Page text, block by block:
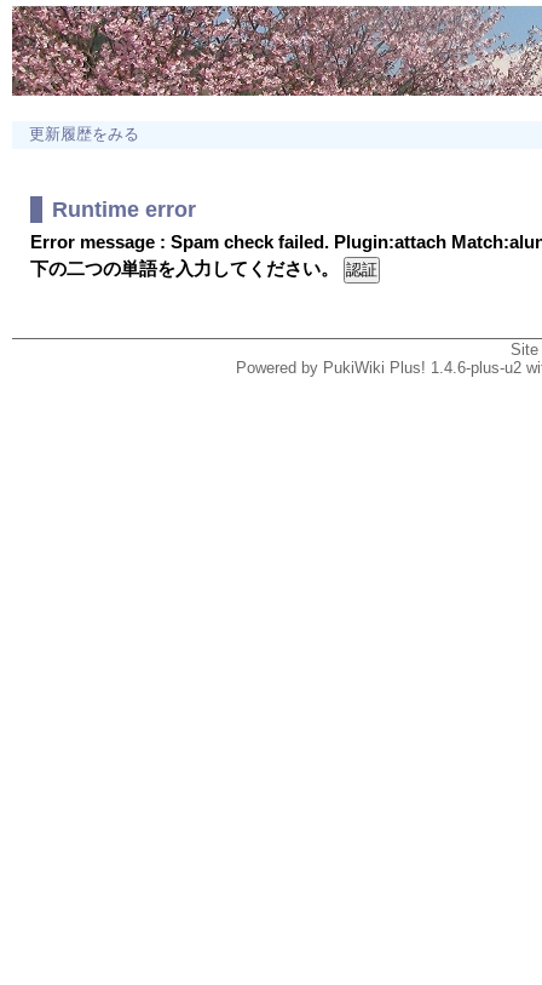
更新履歴をみる
Runtime error
Error message : Spam check failed. Plugin:attach
下の二つの単語を入力してください。
Powered by PukiWiki Plus! 1.4.6-plus-u2